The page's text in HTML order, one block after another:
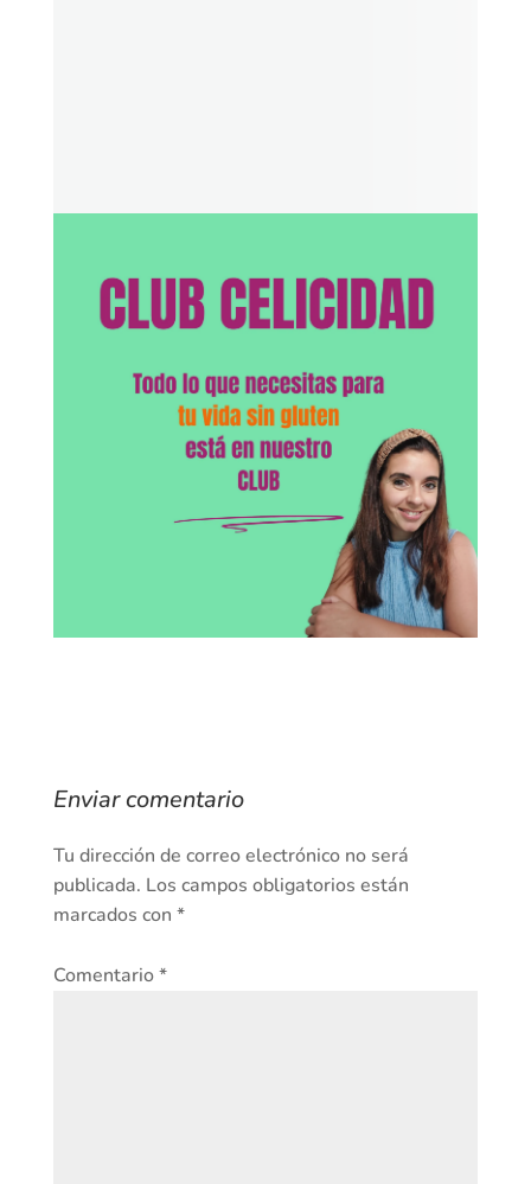
Enviar comentario
Tu dirección de correo electrónico no será
publicada. Los campos obligatorios están
marcados con *
Comentario*